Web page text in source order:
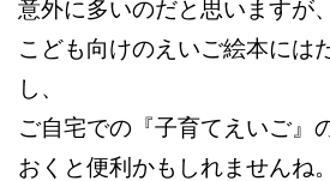
意外に多いのだと思いますが、
こども向けのえいご絵本には
し、
ご自宅での『子育てえいご』
おくと便利かもしれませんね。